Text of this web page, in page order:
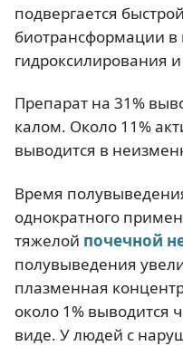
подвергается
биотрансформации в
гидроксилирования
Препарат на 31%
калом. Около 11%
выводится в
Время
однократного
тяжелой почечной
полувыведения
плазменная
около 1% выводится
виде. У людей с